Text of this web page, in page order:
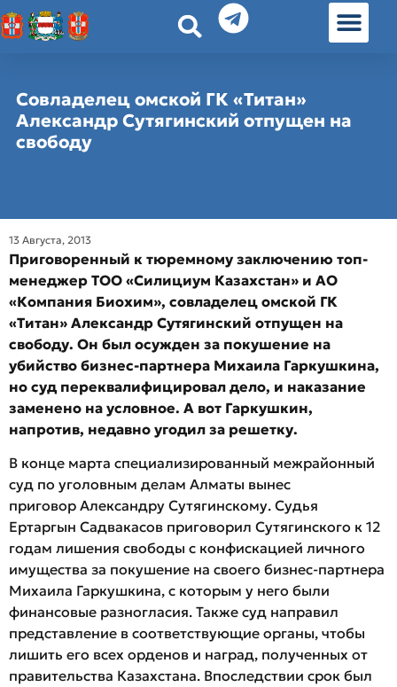
Совладелец омской ГК «Титан»
Александр Сутягинский отпущен на
свободу
13 Августа, 2013
Приговоренный к тюремному заключению топ-
менеджер ТОО «Силициум Казахстан» и АО
«Компания Биохим», совладелец омской ГК
«Титан» Александр Cутягинский отпущен на
свободу. Он был осужден за покушение на
убийство бизнес-партнера Михаила Гаркушкина,
но суд переквалифицировал дело, и наказание
заменено на условное. А вот Гаркушкин,
напротив, недавно угодил за решетку.
В конце марта специализированный межрайонный
суд по уголовным делам Алматы вынес
приговор Александру Сутягинскому. Судья
Ертаргын Садвакасов приговорил Сутягинского к 12
годам лишения свободы с конфискацией личного
имущества за покушение на своего бизнес-партнера
Михаила Гаркушкина, с которым у него были
финансовые разногласия. Также суд направил
представление в соответствующие органы, чтобы
лишить его всех орденов и наград, полученных от
правительства Казахстана. Впоследствии срок был